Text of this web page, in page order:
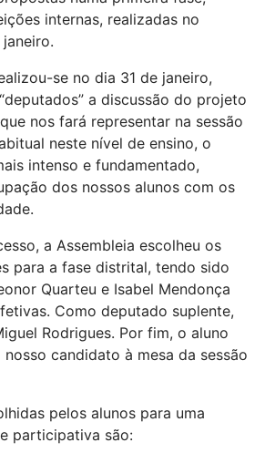
internas, realizadas no
se no dia 31 de janeiro,
a discussão do projeto
nos fará representar na sessão
neste nível de ensino, o
intenso e fundamentado,
dos nossos alunos com os
a Assembleia escolheu os
para a fase distrital, tendo sido
Quarteu e Isabel Mendonça
Como deputado suplente,
Rodrigues. Por fim, o aluno
candidato à mesa da sessão
pelos alunos para uma
participativa são: